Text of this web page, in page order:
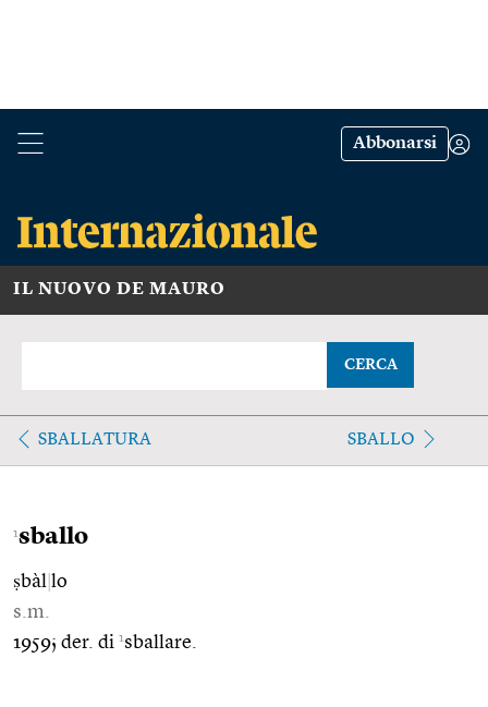
Abbonarsi
IL NUOVO DE MAURO
CERCA
SBALLATURA SBALLO
1sballo
ṣbàl lo
s.m.
1959; der. di 1sballare.